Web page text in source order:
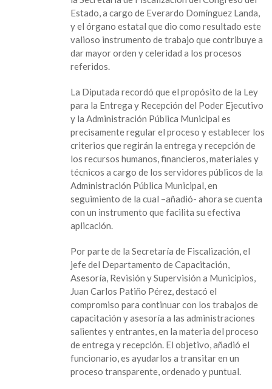
Estado, a cargo de Everardo Domínguez Landa,
y el órgano estatal que dio como resultado este
valioso instrumento de trabajo que contribuye a
dar mayor orden y celeridad a los procesos
referidos.
La Diputada recordó que el propósito de la Ley
para la Entrega y Recepción del Poder Ejecutivo
y la Administración Pública Municipal es
precisamente regular el proceso y establecer los
criterios que regirán la entrega y recepción de
los recursos humanos, financieros, materiales y
técnicos a cargo de los servidores públicos de la
Administración Pública Municipal, en
seguimiento de la cual –añadió- ahora se cuenta
con un instrumento que facilita su efectiva
aplicación.
Por parte de la Secretaría de Fiscalización, el
jefe del Departamento de Capacitación,
Asesoría, Revisión y Supervisión a Municipios,
Juan Carlos Patiño Pérez, destacó el
compromiso para continuar con los trabajos de
capacitación y asesoría a las administraciones
salientes y entrantes, en la materia del proceso
de entrega y recepción. El objetivo, añadió el
funcionario, es ayudarlos a transitar en un
proceso transparente, ordenado y puntual.